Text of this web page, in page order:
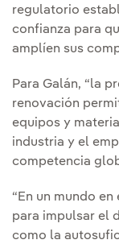
regulatorio
confianza para
amplíen sus
Para Galán, “la
renovación
equipos y
industria y el
competencia
“En un mundo
para impulsar el
como la